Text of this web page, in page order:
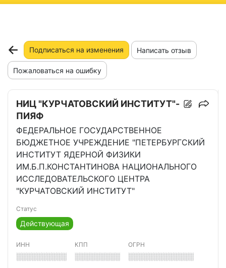
Подписаться на изменения Написать отзыв
Пожаловаться на ошибку
НИЦ "КУРЧАТОВСКИЙ ИНСТИТУТ"-
ПИЯФ
ФЕДЕРАЛЬНОЕ ГОСУДАРСТВЕННОЕ
БЮДЖЕТНОЕ УЧРЕЖДЕНИЕ "ПЕТЕРБУРГСКИЙ
ИНСТИТУТ ЯДЕРНОЙ ФИЗИКИ
ИМ.Б.П.КОНСТАНТИНОВА НАЦИОНАЛЬНОГО
ИССЛЕДОВАТЕЛЬСКОГО ЦЕНТРА
"КУРЧАТОВСКИЙ ИНСТИТУТ"
Статус
Действующая
ИНН
░░░░░░░░░░
КПП
░░░░░░░░░
ОГРН
░░░░░░░░░░░░░